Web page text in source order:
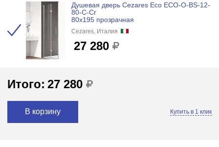
Душевая дверь Cezares Eco ECO-O-BS-12-
80-C-Cr
80x195 прозрачная
Cezares, Италия
27 280
Итого: 27 280
В корзину Купить в 1 клик